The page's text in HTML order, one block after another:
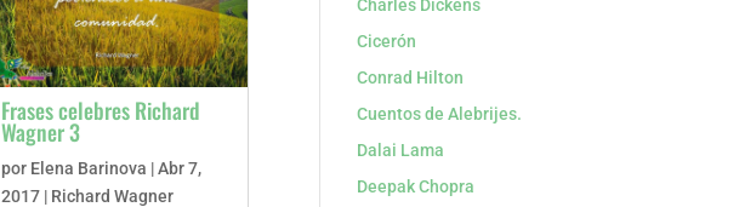
Frases celebres Richard
Wagner 3
por Elena Barinova |Abr 7,
2017 | Richard Wagner
Charles Dickens
Cicerón
Conrad Hilton
Cuentos de Alebrijes.
Dalai Lama
Deepak Chopra